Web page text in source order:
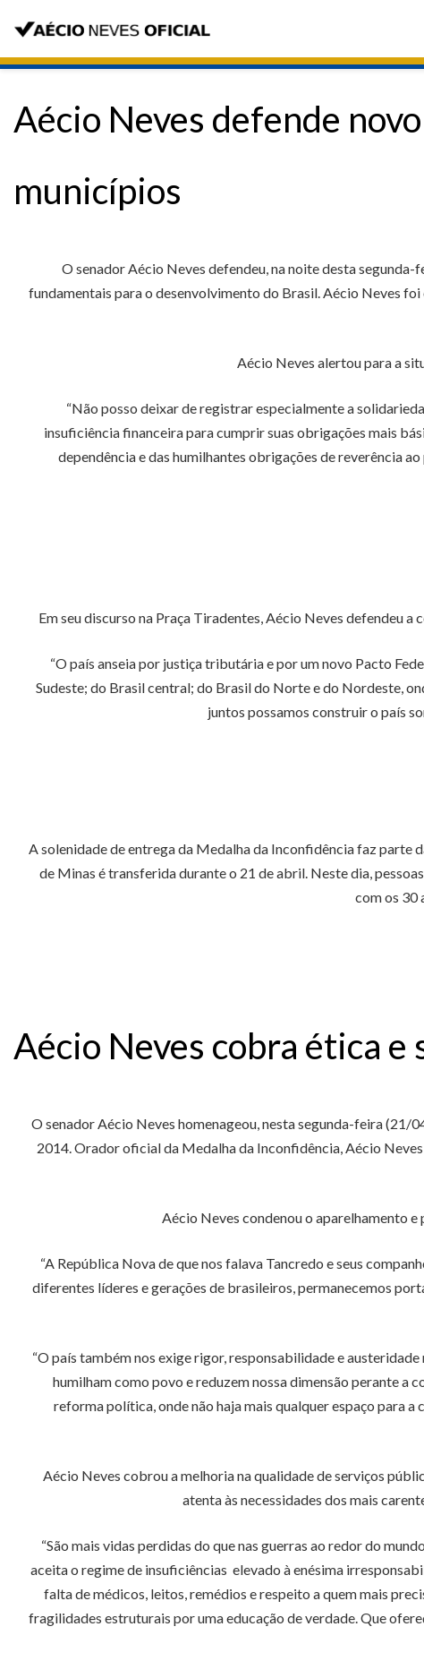
Aécio Neves defende
municípios
O senador Aécio Neves defendeu, na noite desta
fundamentais para o desenvolvimento do Brasil. Aécio Neves
Aécio Neves alertou para a
“Não posso deixar de registrar especialmente a
insuficiência financeira para cumprir suas obrigações mais
dependência e das humilhantes obrigações de reverência
Em seu discurso na Praça Tiradentes, Aécio Neves defendeu
“O país anseia por justiça tributária e por um novo Pacto
Sudeste; do Brasil central; do Brasil do Norte e do Nordeste,
juntos possamos construir o país
Asolenidade de entrega da Medalha da Inconfidência faz parte
de Minas é transferida durante o 21 de abril. Neste dia,
com os 30
Aécio Neves cobra ética
O senador Aécio Neves homenageou, nesta segunda-feira
2014. Orador oficial da Medalha da Inconfidência, Aécio
Aécio Neves condenou o aparelhamento
“A República Nova de que nos falava Tancredo e seus
diferentes líderes e gerações de brasileiros, permanecemos
“O país também nos exige rigor, responsabilidade e
humilham como povo e reduzem nossa dimensão perante a
reforma política, onde não haja mais qualquer espaço para
Aécio Neves cobrou a melhoria na qualidade de serviços
atenta às necessidades dos mais
“São mais vidas perdidas do que nas guerras ao redor do
aceita o regime de insuficiências elevado à enésima
falta de médicos, leitos, remédios e respeito a quem mais
fragilidades estruturais por uma educação de verdade. Que